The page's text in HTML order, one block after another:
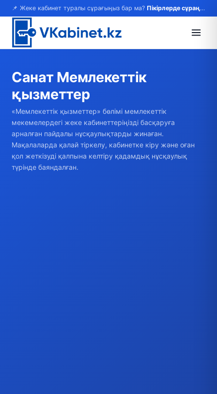
📌 Жеке кабинет туралы сұрағыңыз бар ма? Пікірлерде сұраңыз — жауап береміз!
Санат Мемлекеттік
қызметтер
«Мемлекеттік қызметтер» бөлімі мемлекеттік
мекемелердегі жеке кабинеттеріңізді басқаруға
арналған пайдалы нұсқаулықтарды жинаған.
Мақалаларда қалай тіркелу, кабинетке кіру және оған
қол жеткізуді қалпына келтіру қадамдық нұсқаулық
түрінде баяндалған.